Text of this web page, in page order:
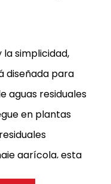
la simplicidad,
diseñada para
aguas residuales
en plantas
agrícola, esta
al tiempo que